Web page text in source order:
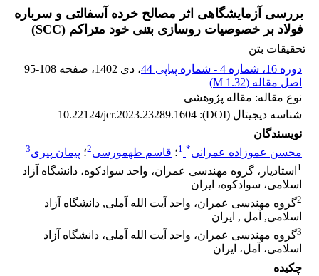
بررسی آزمایشگاهی اثر مصالح خرده آسفالتی و سرباره
فولاد بر خصوصیات روسازی بتنی خود متراکم (SCC)
تحقیقات بتن
دوره 16، شماره 4 - شماره پیاپی 44
، دی 1402 ، صفحه 95-108
اصل مقاله (1.32 M
)
نوع مقاله: مقاله پژوهشی
شناسه دیجیتال (DOI):
10.22124/jcr.2023.23289.1604
نویسندگان
محسن عموزاده عمرانی*
1؛ قاسم طهمورسی2؛ پیمان پیری3
1 استادیار، گروه مهندسی عمران، واحد سوادکوه، دانشگاه آزاد
اسلامی، سوادکوه، ایران
2گروه مهندسی عمران، واحد آیت الله آملی, دانشگاه آزاد
اسلامی, آمل , ایران
3گروه مهندسی عمران، واحد آیت الله آملی، دانشگاه آزاد
اسلامی، آمل، ایران
چکیده